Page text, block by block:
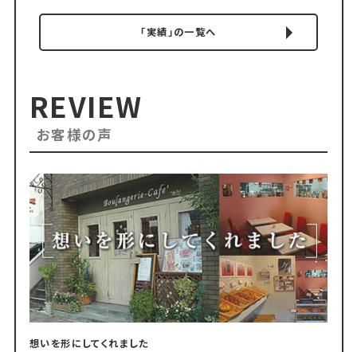
「実績」の一覧へ
REVIEW
お客様の声
想いを形にしてくれました